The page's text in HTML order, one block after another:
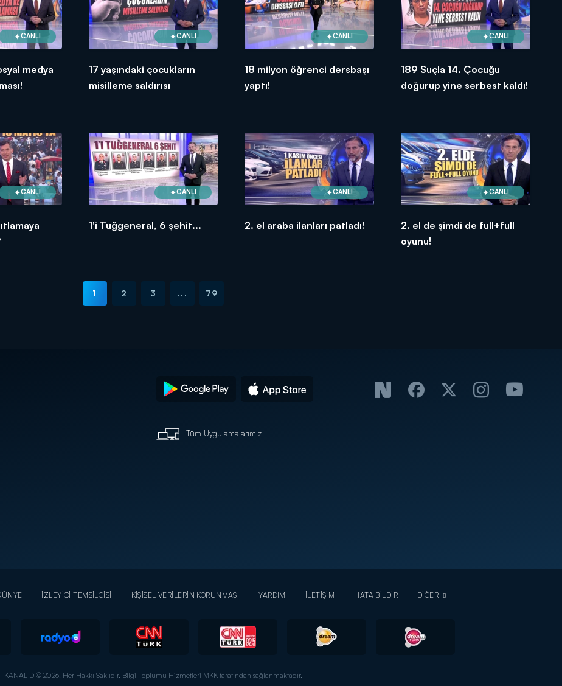
CANLI
medya
CANLI
17 yaşındaki çocukların
misilleme saldırısı
CANLI
18 milyon öğrenci dersbaşı
yaptı!
CANLI
189 Suçla 14. Çocuğu
doğurup yine serbest kaldı!
CANLI CANLI
1'i Tuğgeneral, 6 şehit...
CANLI
2. el araba ilanları patladı!
CANLI
2. el de şimdi de full+full
oyunu!
1 2 3 ... 79
Tüm Uygulamalarımız
İZLEYİCİ TEMSİLCİSİ KİŞİSEL VERİLERİN KORUNMASI YARDIM İLETİŞİM HATA BİLDİR DİĞER
KANAL D © 2026. Her Hakkı Saklıdır. Bilgi Toplumu Hizmetleri MKK tarafından sağlanmaktadır.